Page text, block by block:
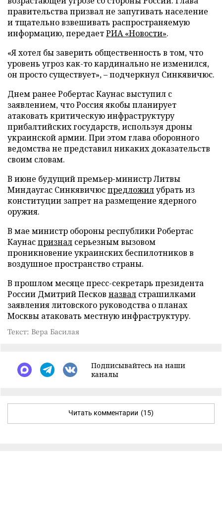
правительства призвал не запугивать население
и тщательно взвешивать распространяемую
информацию, передаетРИА «Новости».
«Я хотел бы заверить общественность в том, что
уровень угроз как-то кардинально не изменился,
он просто существует», – подчеркнул Синкявичюс.
Днем ранее Робертас Каунас выступил с
заявлением, что Россия якобы планирует
атаковать критическую инфраструктуру
прибалтийских государств, используя дроны
украинской армии. При этом глава оборонного
ведомства не представил никаких доказательств
своим словам.
В июне будущий премьер-министр Литвы
Миндаугас Синкявичюспредложилубрать из
конституции запрет на размещение ядерного
оружия.
В мае министр обороны республики Робертас
Каунаспризнал серьезным вызовом
проникновение украинских беспилотников в
воздушное пространство страны.
В прошлом месяце пресс-секретарь президента
России Дмитрий Песков назвал страшилками
заявления литовского руководства о планах
Москвы атаковать местную инфраструктуру.
Текст: Вера Басилая
Подписывайтесь на наши
каналы
Читать комментарии (15)